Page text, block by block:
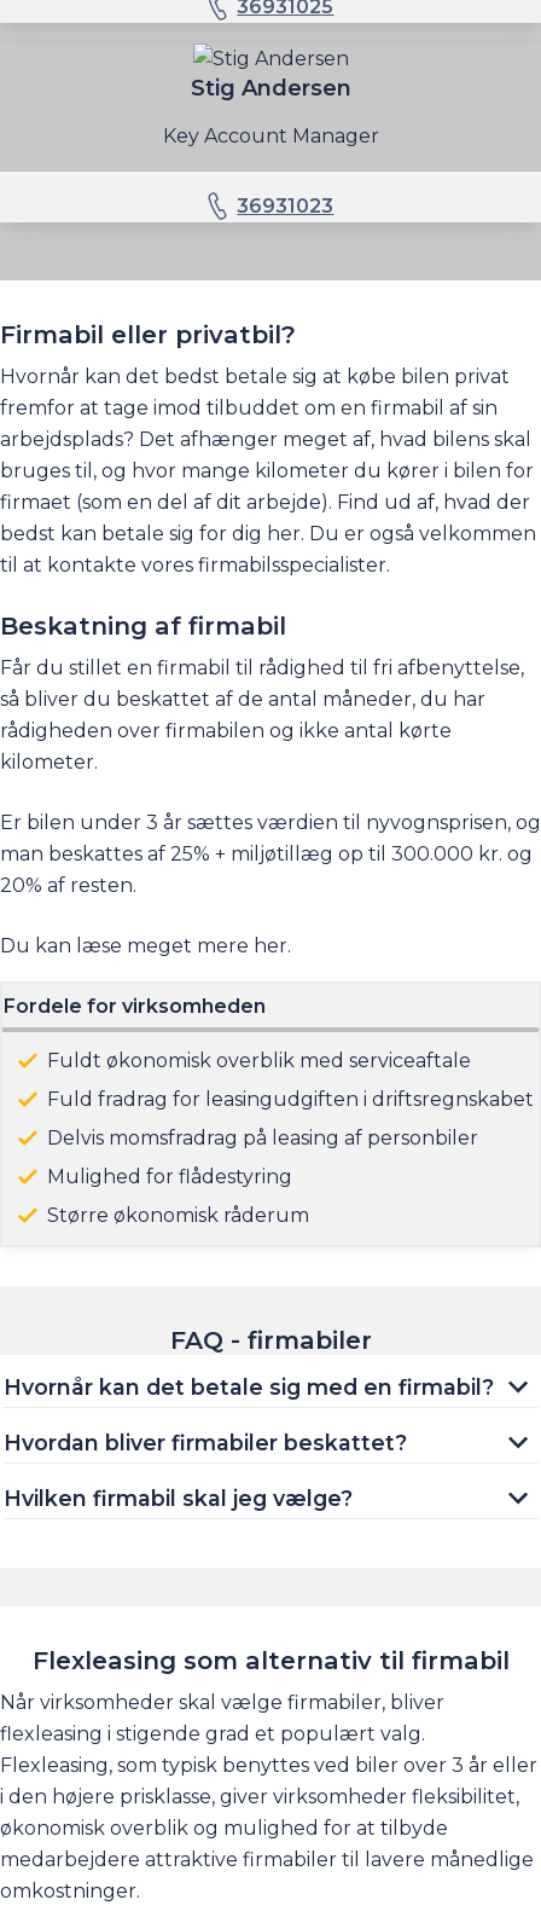
36931025
Stig Andersen
Key Account Manager
36931023
Firmabil eller privatbil?
Hvornår kan det bedst betale sig at købe bilen privat
fremfor at tage imod tilbuddet om en firmabil af sin
arbejdsplads? Det afhænger meget af, hvad bilens skal
bruges til, og hvor mange kilometer du kører i bilen for
firmaet (som en del af dit arbejde). Find ud af, hvad der
bedst kan betale sig for dig her. Du er også velkommen
til at kontakte vores firmabilsspecialister.
Beskatning af firmabil
Får du stillet en firmabil til rådighed til fri afbenyttelse,
så bliver du beskattet af de antal måneder, du har
rådigheden over firmabilen og ikke antal kørte
kilometer.
Er bilen under 3 år sættes værdien til nyvognsprisen, og
man beskattes af 25% + miljøtillæg op til 300.000 kr. og
20% af resten.
Du kan læse meget mere her.
Fordele for virksomheden
Fuldt økonomisk overblik med serviceaftale
Fuld fradrag for leasingudgiften i driftsregnskabet
Delvis momsfradrag på leasing af personbiler
Mulighed for flådestyring
Større økonomisk råderum
FAQ - firmabiler
Hvornår kan det betale sig med en firmabil?
Hvordan bliver firmabiler beskattet?
Hvilken firmabil skal jeg vælge?
Flexleasing som alternativ til firmabil
Når virksomheder skal vælge firmabiler, bliver
flexleasing i stigende grad et populært valg.
Flexleasing, som typisk benyttes ved biler over 3 år eller
i den højere prisklasse, giver virksomheder fleksibilitet,
økonomisk overblik og mulighed for at tilbyde
medarbejdere attraktive firmabiler til lavere månedlige
omkostninger.